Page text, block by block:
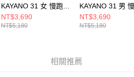
KAYANO 31 女 慢跑鞋
1012B670301
NT$3,690
NT$5,180
KAYANO 31 男
1011B995200
NT$3,690
NT$5,180
相關推薦